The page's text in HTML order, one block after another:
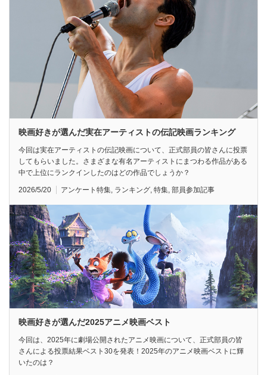
映画好きが選んだ実在アーティストの伝記映画ランキング
今回は実在アーティストの伝記映画について、正式部員の皆さんに投票
してもらいました。さまざまな有名アーティストにまつわる作品がある
中で上位にランクインしたのはどの作品でしょうか？
2026/5/20 アンケート特集, ランキング, 特集, 部員参加記事
映画好きが選んだ2025アニメ映画ベスト
今回は、2025年に劇場公開されたアニメ映画について、正式部員の皆
さんによる投票結果ベスト30を発表！2025年のアニメ映画ベストに輝
いたのは？